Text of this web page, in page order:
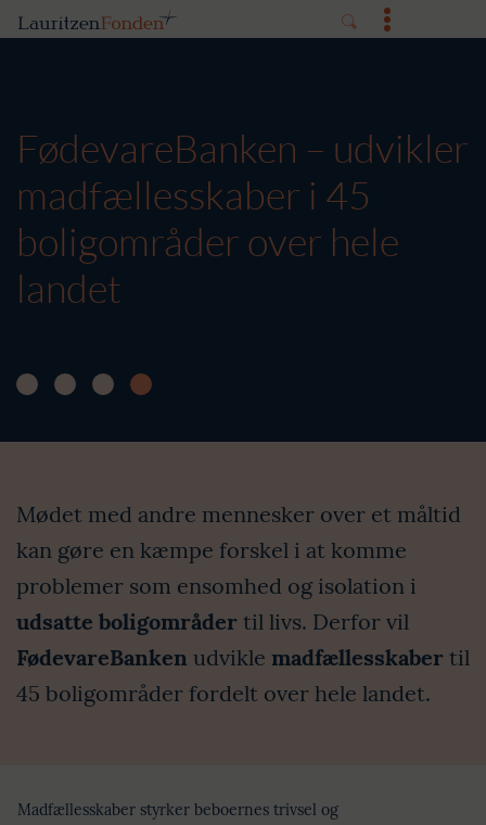
FødevareBanken – udvikler
madfællesskaber i 45
boligområder over hele
landet
Mødet med andre mennesker over et måltid
kan gøre en kæmpe forskel i at komme
problemer som ensomhed og isolation i
udsatte boligområder til livs. Derfor vil
FødevareBanken udvikle madfællesskaber til
45 boligområder fordelt over hele landet.
Madfællesskaber styrker beboernes trivsel og